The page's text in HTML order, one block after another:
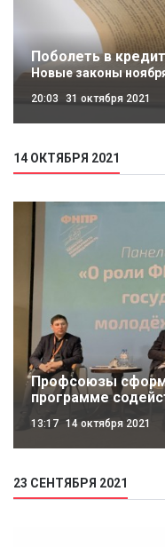
Поболеть в кредит
Новые законы
20:03 31 октября 2021
14 ОКТЯБРЯ 2021
Профсоюзы
программе
13:17 14 октября 2021
23 СЕНТЯБРЯ 2021